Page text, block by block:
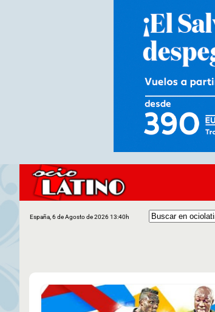
España, 6 de Agosto de 2026 13:40h